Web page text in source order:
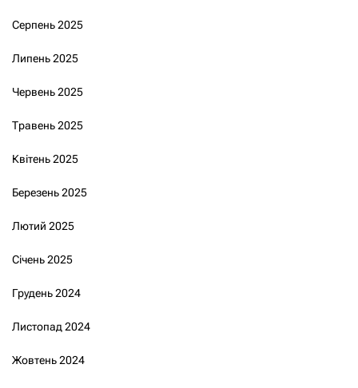
Серпень 2025
Липень 2025
Червень 2025
Травень 2025
Квітень 2025
Березень 2025
Лютий 2025
Січень 2025
Грудень 2024
Листопад 2024
Жовтень 2024